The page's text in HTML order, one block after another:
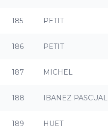
185 PETIT
186 PETIT
187 MICHEL
188 IBANEZ PASCUAL
189 HUET